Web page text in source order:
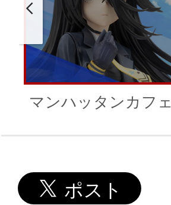
マンハッタンカフェ